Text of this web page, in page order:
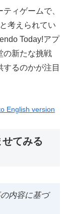
ィゲームで、
考えられてい
Today!アプ
の新たな挑戦
るのかが注目
English version
てみる
内容に基づ